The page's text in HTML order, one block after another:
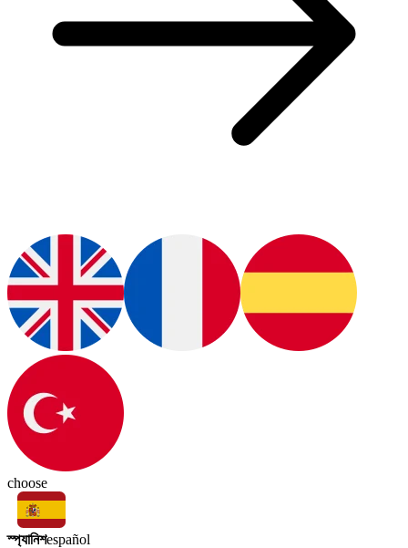
choose
স্প্যানিশespañol